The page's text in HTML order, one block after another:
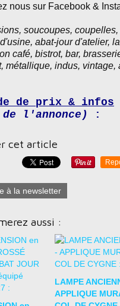
nous sur Facebook &
soucoupes,
abat-jour d'atelier,
café, bistrot, bar,
métallique, indus, vintage,
de prix & infos
l'annonce)
:
cet article
à la newsletter
aussi :
LAMPE
APPLIQUE